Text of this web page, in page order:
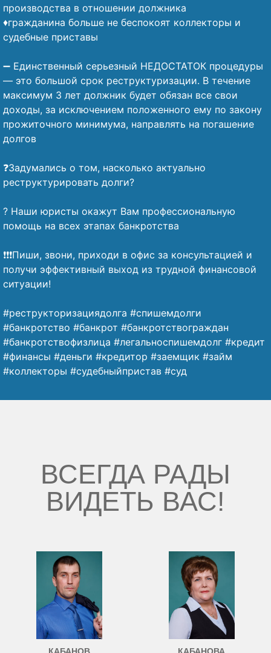
производства в отношении должника
♦️гражданина больше не беспокоят коллекторы и
судебные приставы
➖ Единственный серьезный НЕДОСТАТОК процедуры
— это большой срок реструктуризации. В течение
максимум 3 лет должник будет обязан все свои
доходы, за исключением положенного ему по закону
прожиточного минимума, направлять на погашение
долгов
❓Задумались о том, насколько актуально
реструктурировать долги?
? Наши юристы окажут Вам профессиональную
помощь на всех этапах банкротства
❗❗❗Пиши, звони, приходи в офис за консультацией и
получи эффективный выход из трудной финансовой
ситуации!
#реструкторизациядолга #спишемдолги
#банкротство #банкрот #банкротствограждан
#банкротствофизлица #легальноспишемдолг #кредит
#финансы #деньги #кредитор #заемщик #займ
#коллекторы #судебныйпристав #суд
ВСЕГДА РАДЫ
ВИДЕТЬ ВАС!